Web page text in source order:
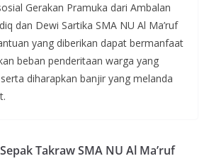
Gerakan Pramuka dari Ambalan
dan Dewi Sartika SMA NU Al Ma’ruf
yang diberikan dapat bermanfaat
beban penderitaan warga yang
diharapkan banjir yang melanda
Takraw SMA NU Al Ma’ruf